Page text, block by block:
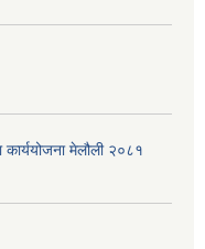
कार्ययोजना मेलौली २०८१